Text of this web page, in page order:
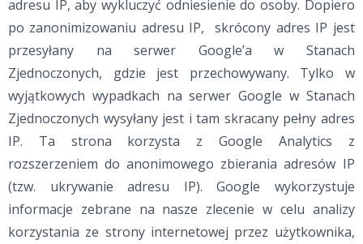
adresu IP, aby wykluczyć odniesienie do osoby. Dopiero
po zanonimizowaniu adresu IP, skrócony adres IP jest
przesyłany na serwer Google’a w Stanach
Zjednoczonych, gdzie jest przechowywany. Tylko w
wyjątkowych wypadkach na serwer Google w Stanach
Zjednoczonych wysyłany jest i tam skracany pełny adres
IP. Ta strona korzysta z Google Analytics z
rozszerzeniem do anonimowego zbierania adresów IP
(tzw. ukrywanie adresu IP). Google wykorzystuje
informacje zebrane na nasze zlecenie w celu analizy
korzystania ze strony internetowej przez użytkownika,